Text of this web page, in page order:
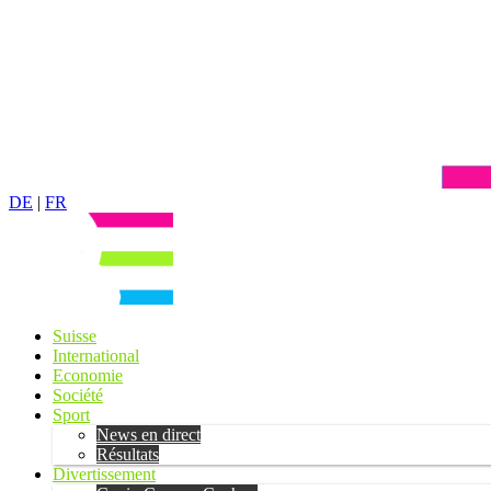
DE | FR
Suisse
International
Economie
Société
Sport
News en direct
Résultats
Divertissement